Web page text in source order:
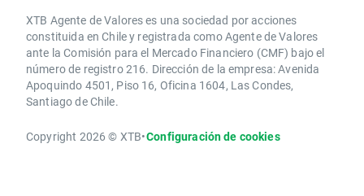
XTB Agente de Valores es una sociedad por acciones
constituida en Chile y registrada como Agente de Valores
ante la Comisión para el Mercado Financiero (CMF) bajo el
número de registro 216. Dirección de la empresa: Avenida
Apoquindo 4501, Piso 16, Oficina 1604, Las Condes,
Santiago de Chile.
Copyright 2026 © XTB•Configuración de cookies